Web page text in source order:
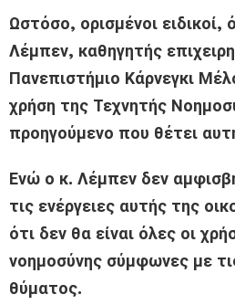
Ωστόσο, ορισμένοι
Λέμπεν, καθηγητής
Πανεπιστήμιο Κάρνεγκι
χρήση της Τεχνητής
προηγούμενο που θέτει
Ενώ ο κ. Λέμπεν δεν
τις ενέργειες αυτής της
ότι δεν θα είναι όλες οι
νοημοσύνης σύμφωνες με
θύματος.